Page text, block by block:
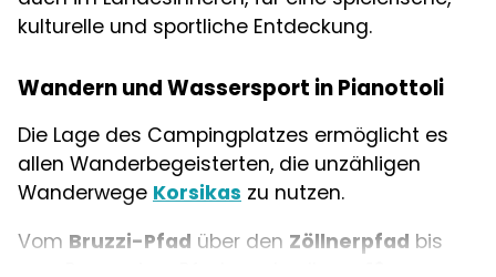
Pianottoli hat Ihnen alles zu bieten, was das
Herz begehrt, aber wie so oft auf Korsika sind
die Berge nicht weit entfernt, um Wanderer,
, Canyoning-Fans oder
Mountainbike-Fahrer zufrieden zu stellen.
kulturelle und sportliche Entdeckung.
Wandern und Wassersport in Pianottoli
Die Lage des Campingplatzes ermöglicht es
allen Wanderbegeisterten, die unzähligen
Wanderwege Korsikas zu nutzen.
Vom Bruzzi-Pfad über den Zöllnerpfad bis